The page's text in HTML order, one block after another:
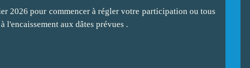
2026 pour commencer à régler votre participation ou tous
l'encaissement aux dâtes prévues .